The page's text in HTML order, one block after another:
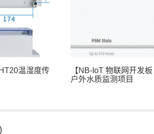
温湿度传
【NB-IoT 物联网开发板
户外水质监测项目